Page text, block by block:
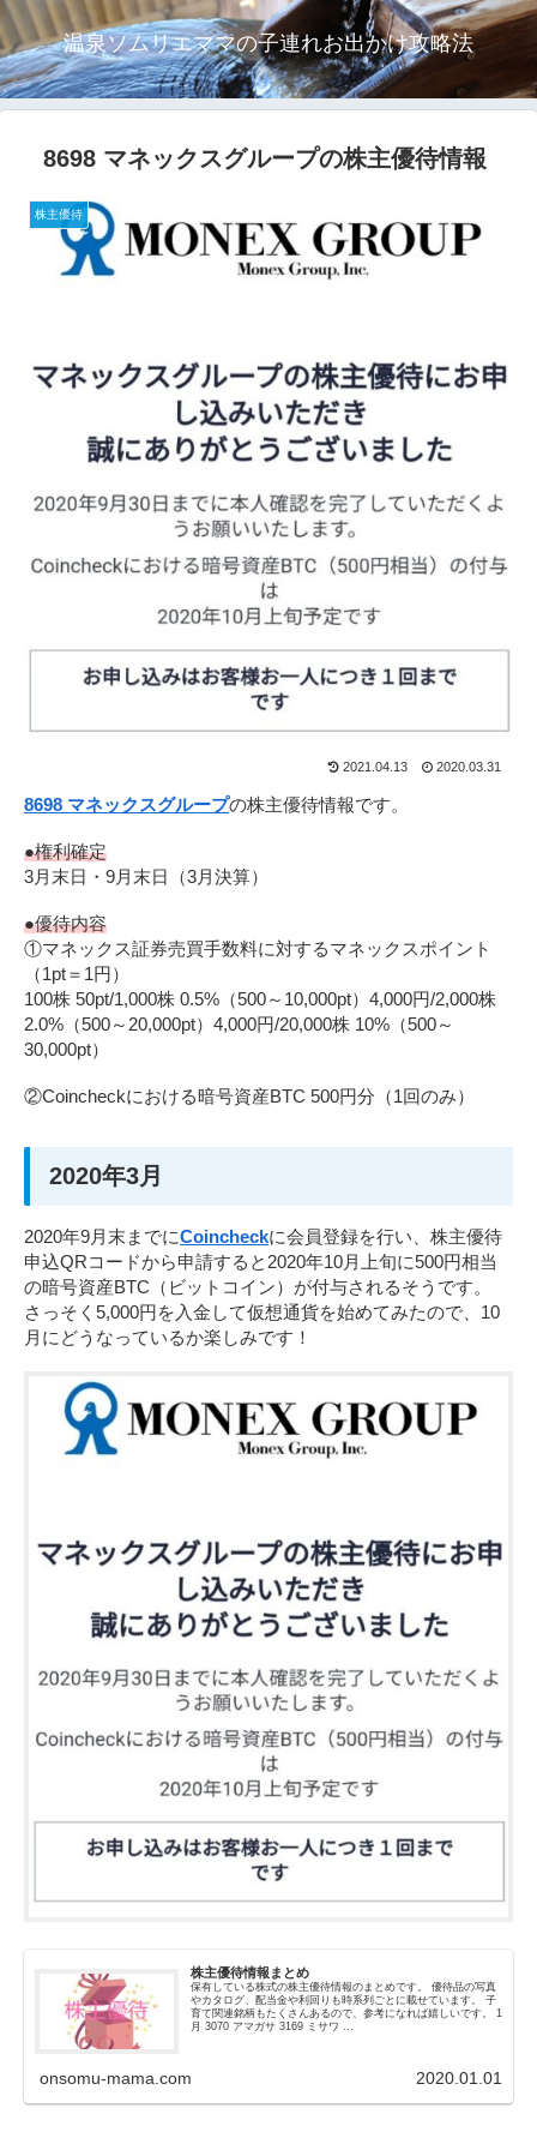
温泉ソムリエママの子連れお出かけ攻略法
8698 マネックスグループの株主優待情報
株主優待
2021.04.13 2020.03.31
8698 マネックスグループの株主優待情報です。
●権利確定
3月末日・9月末日（3月決算）
●優待内容
①マネックス証券売買手数料に対するマネックスポイント
（1pt＝1円）
100株 50pt/1,000株 0.5%（500～10,000pt）4,000円/2,000株
2.0%（500～20,000pt）4,000円/20,000株 10%（500～
30,000pt）
②Coincheckにおける暗号資産BTC 500円分（1回のみ）
2020年3月
2020年9月末までにCoincheckに会員登録を行い、株主優待
申込QRコードから申請すると2020年10月上旬に500円相当
の暗号資産BTC（ビットコイン）が付与されるそうです。
さっそく5,000円を入金して仮想通貨を始めてみたので、10
月にどうなっているか楽しみです！
株主優待情報まとめ
保有している株式の株主優待情報のまとめです。 優待品の写真
やカタログ、配当金や利回りも時系列ごとに載せています。 子
育て関連銘柄もたくさんあるので、参考になれば嬉しいです。 1
月 3070 アマガサ 3169 ミサワ ...
onsomu-mama.com 2020.01.01